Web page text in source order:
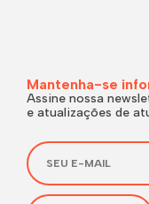
Mantenha-se
Assine nossa
e atualizações de